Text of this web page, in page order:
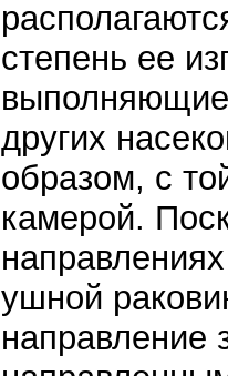
степень ее
выполняющие
других
образом, с
камерой.
ушной
направление